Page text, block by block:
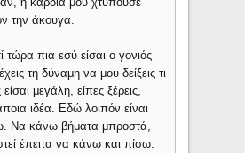
την άκουγα.
τώρα πια εσύ είσαι ο γονιός
τη δύναμη να μου δείξεις τι
μεγάλη, είπες ξέρεις,
ιδέα. Εδώ λοιπόν είναι
Να κάνω βήματα μπροστά,
έπειτα να κάνω και πίσω.